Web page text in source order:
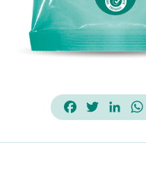
FacebookTwitter